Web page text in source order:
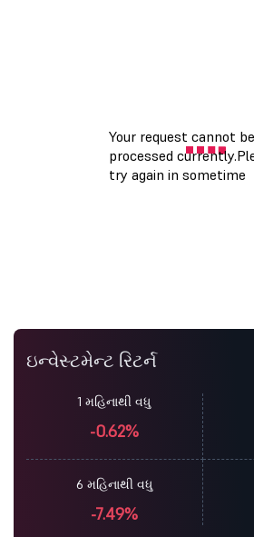
ઇન્વેસ્ટમેન્ટ રિટર્ન
1 મહિનાથી વધુ
-0.62%
6 મહિનાથી વધુ
-7.49%